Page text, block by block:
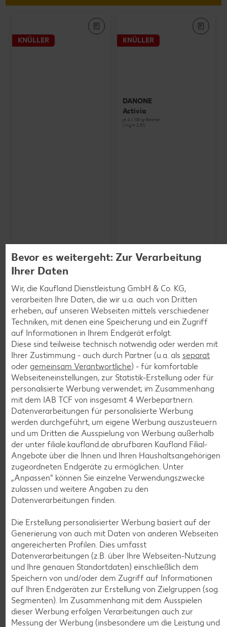
KNÜLLER
SCHWARZWALDMILCH
Bioland frische Vollmilch,
3,8 % Fett
nur
1.59
KNÜLLER
DANONE
Activia
je 4 x 115-g-Becher
(1 kg = 2.81)
nur
1.29
K-TAKE IT VEGGIE
versch. Sorten
je 400-g-Becher
(1 kg = 3.23)
1.29
Weitere Angebote anzeigen
Diese Artikel findest du an unserer
Frischetheke
Bevor es weitergeht: Zur Verarbeitung
Ihrer Daten
Wir, die Kaufland Dienstleistung GmbH & Co. KG,
verarbeiten Ihre Daten, die wir u.a. auch von Dritten
erheben, auf unseren Webseiten mittels verschiedener
Techniken, mit denen eine Speicherung und ein Zugriff
auf Informationen in Ihrem Endgerät erfolgt.
Diese sind teilweise technisch notwendig oder werden mit
Ihrer Zustimmung - auch durch Partner (u.a. als separat
oder gemeinsam Verantwortliche) - für komfortable
Webseiteneinstellungen, zur Statistik-Erstellung oder für
personalisierte Werbung verwendet; im Zusammenhang
mit dem IAB TCF von insgesamt 4 Werbepartnern.
Datenverarbeitungen für personalisierte Werbung
werden durchgeführt, um eigene Werbung auszusteuern
und um Dritten die Ausspielung von Werbung außerhalb
der unter filiale.kaufland.de abrufbaren Kaufland Filial-
Angebote über die Ihnen und Ihren Haushaltsangehörigen
zugeordneten Endgeräte zu ermöglichen. Unter
„Anpassen“ können Sie einzelne Verwendungszwecke
zulassen und weitere Angaben zu den
Datenverarbeitungen finden.
Die Erstellung personalisierter Werbung basiert auf der
Generierung von auch mit Daten von anderen Webseiten
angereicherten Profilen. Dies umfasst
Datenverarbeitungen (z.B. über Ihre Webseiten-Nutzung
und Ihre genauen Standortdaten) einschließlich dem
Speichern von und/oder dem Zugriff auf Informationen
auf Ihren Endgeräten zur Erstellung von Zielgruppen (sog.
Segmenten). Im Zusammenhang mit dem Ausspielen
dieser Werbung erfolgen Verarbeitungen auch zur
Messung der Werbung (insbesondere um die Leistung und